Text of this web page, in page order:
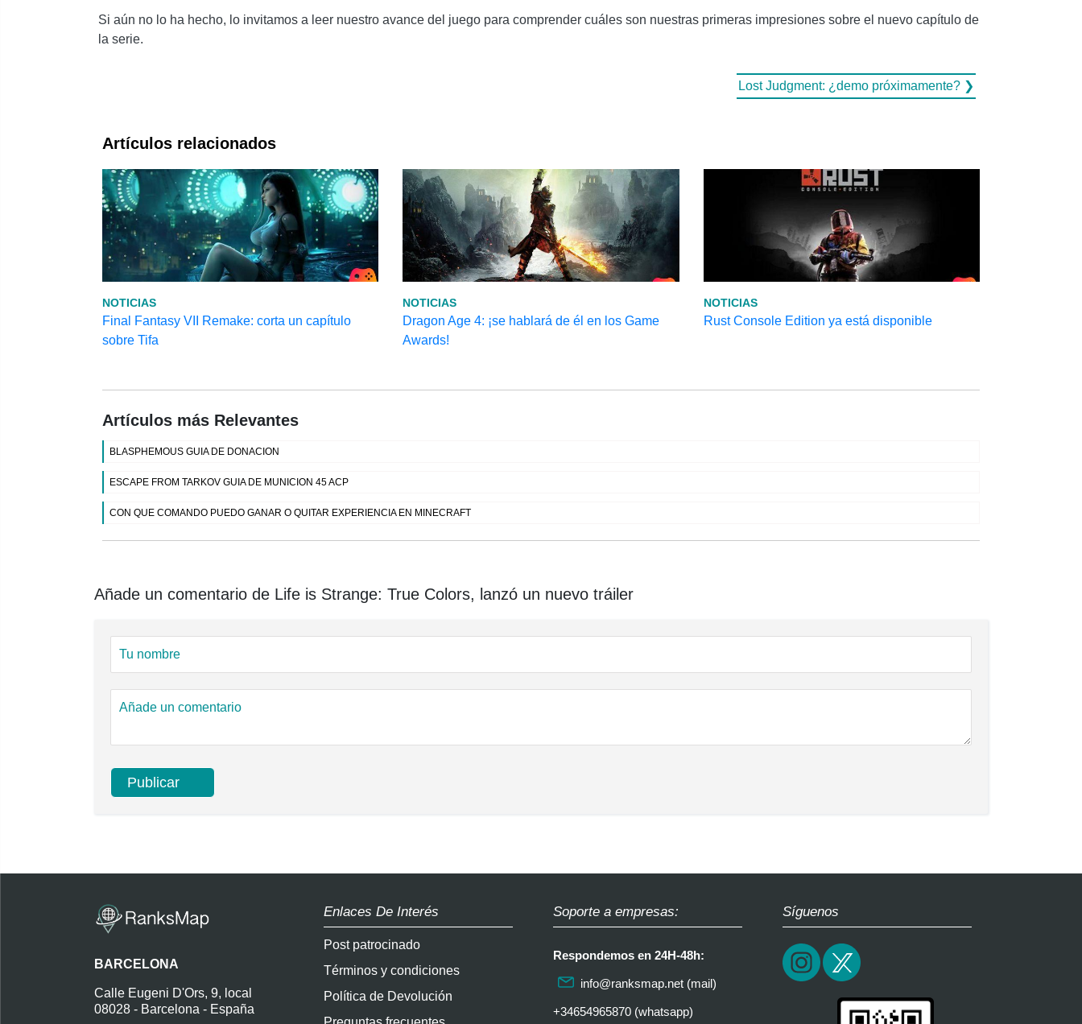
Si aún no lo ha hecho, lo invitamos a leer nuestro avance del juego para comprender cuáles son nuestras primeras impresiones sobre el nuevo capítulo de
la serie.
Lost Judgment: ¿demo próximamente? ❯
Artículos relacionados
NOTICIAS
Final Fantasy VII Remake: corta un capítulo
sobre Tifa
NOTICIAS
Dragon Age 4: ¡se hablará de él en los Game
Awards!
NOTICIAS
Rust Console Edition ya está disponible
Artículos más Relevantes
BLASPHEMOUS GUIA DE DONACION
ESCAPE FROM TARKOV GUIA DE MUNICION 45 ACP
CON QUE COMANDO PUEDO GANAR O QUITAR EXPERIENCIA EN MINECRAFT
Añade un comentario de Life is Strange: True Colors, lanzó un nuevo tráiler
BARCELONA
Calle Eugeni D'Ors, 9, local
08028 - Barcelona - España
Enlaces De Interés
Post patrocinado
Términos y condiciones
Política de Devolución
Soporte a empresas:
Respondemos en 24H-48h:
info@ranksmap.net (mail)
+34654965870 (whatsapp)
Síguenos